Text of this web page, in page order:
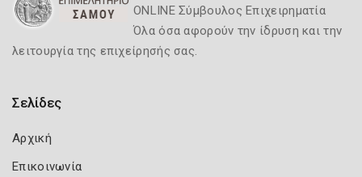
ONLINE Σύμβουλος Επιχειρηματία
Όλα όσα αφορούν την ίδρυση και την
λειτουργία της επιχείρησής σας.
Σελίδες
Αρχική
Επικοινωνία